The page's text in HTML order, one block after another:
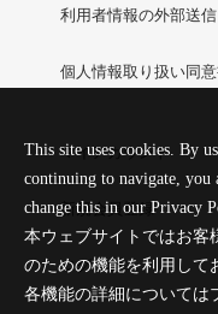
利用者情報の外部送信
個人情報取り扱い同
マイアカウント
新規会員登録
ログイン
This site uses cookies. By
continuing to navigate, you
change this in our Privacy
本ウェブサイトではお客
のための機能を利用して
各機能の詳細については